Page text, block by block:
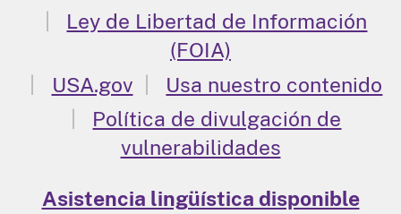
Ley de Libertad de Información
(FOIA)
USA.gov
Usa nuestro contenido
Política de divulgación de
vulnerabilidades
Asistencia lingüística disponible